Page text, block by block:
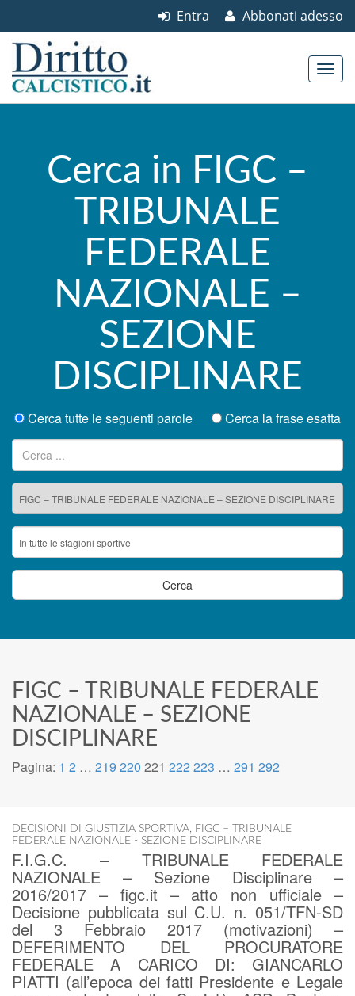
Abbonati adesso
Entra
Cerca in FIGC –
TRIBUNALE
FEDERALE
NAZIONALE –
SEZIONE
DISCIPLINARE
Cerca tutte le seguenti parole
Cerca la frase esatta
Ricerca per:
FIGC – TRIBUNALE FEDERALE
NAZIONALE – SEZIONE
DISCIPLINARE
Pagina: 1 2 … 219 220 221 222 223 … 291 292
DECISIONI DI GIUSTIZIA SPORTIVA, FIGC – TRIBUNALE
FEDERALE NAZIONALE - SEZIONE DISCIPLINARE
F.I.G.C. – TRIBUNALE FEDERALE
NAZIONALE – Sezione Disciplinare –
2016/2017 – figc.it – atto non ufficiale –
Decisione pubblicata sul C.U. n. 051/TFN-SD
del 3 Febbraio 2017 (motivazioni) –
DEFERIMENTO DEL PROCURATORE
FEDERALE A CARICO DI: GIANCARLO
PIATTI (all’epoca dei fatti Presidente e Legale